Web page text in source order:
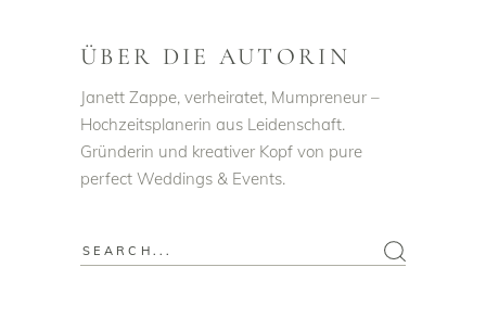
ÜBER DIE AUTORIN
Janett Zappe, verheiratet, Mumpreneur –
Hochzeitsplanerin aus Leidenschaft.
Gründerin und kreativer Kopf von pure
perfect Weddings & Events.
Search